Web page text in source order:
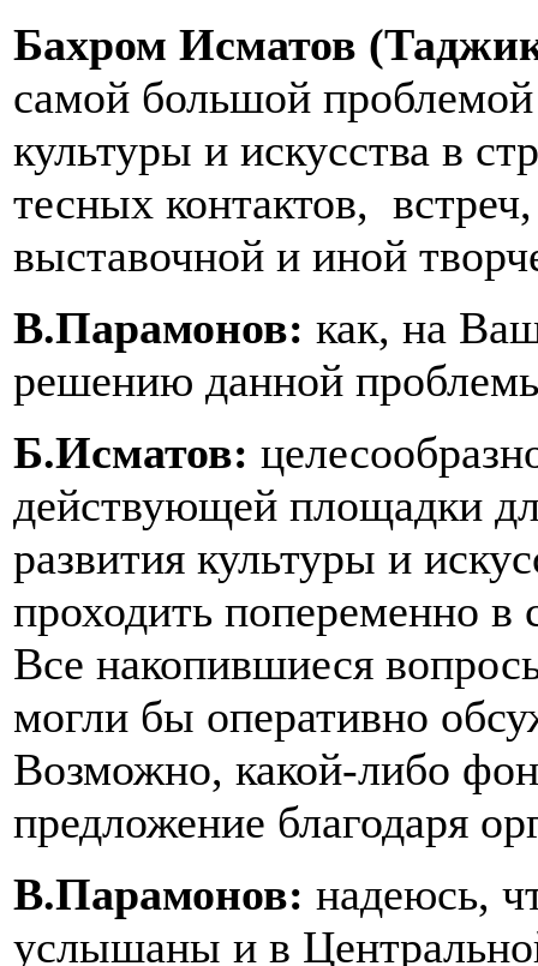
Бахром Исматов
самой большой проблемой
культуры и искусства в
тесных контактов,
выставочной и иной
В.Парамонов: как, на
решению данной
Б.Исматов:
действующей площадки
развития культуры и
проходить попеременно в
Все накопившиеся
могли бы оперативно
Возможно, какой-либо
предложение благодаря
В.Парамонов: надеюсь,
услышаны и в